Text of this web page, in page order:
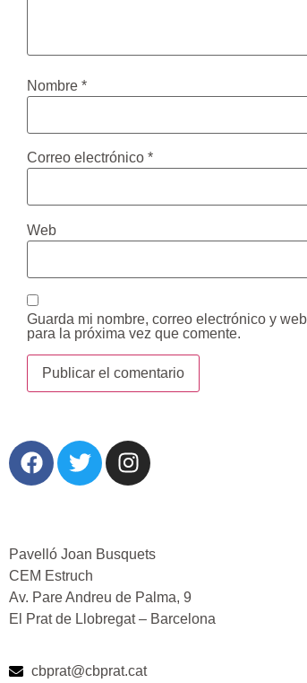
Nombre *
Correo electrónico *
Web
Guarda mi nombre, correo electrónico y
para la próxima vez que comente.
Pavelló Joan Busquets
CEM Estruch
Av. Pare Andreu de Palma, 9
El Prat de Llobregat – Barcelona
cbprat@cbprat.cat